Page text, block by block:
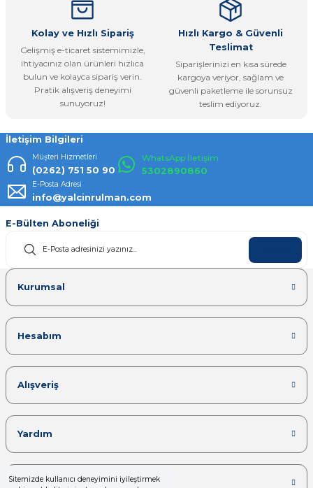
Sitemizde kullanıcı deneyimini iyileştirmek
Gönder
Kolay ve Hızlı Sipariş
Gelişmiş e-ticaret sistemimizle,
ihtiyacınız olan ürünleri hızlıca
bulun ve kolayca sipariş verin.
Pratik alışveriş deneyimi
sunuyoruz!
Hızlı Kargo & Güvenli
Teslimat
Siparişlerinizi en kısa sürede
kargoya veriyor, sağlam ve
güvenli paketleme ile sorunsuz
teslim ediyoruz.
İletişim Bilgileri
Müşteri Hizmetleri
(0262) 751 50 90
WhatsApp İletişim
5302890860
E-Posta Adresi
info@yalcinrulman.com
E-Bülten Aboneliği
Kurumsal
Hesabım
Alışveriş
Yardım
Kategoriler